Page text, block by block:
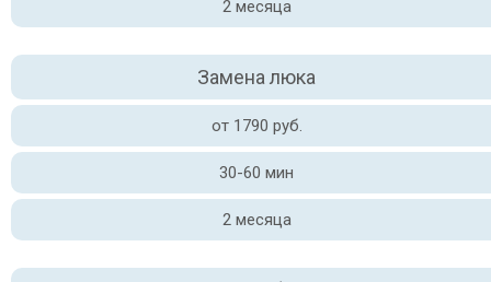
2 месяца
Замена люка
от 1790 руб.
30-60 мин
2 месяца